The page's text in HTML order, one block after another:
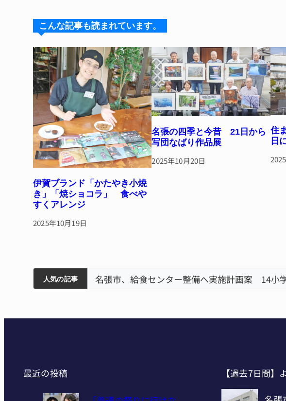
k
y
d
s
b
o
o
k
st
こんな記事も読まれています。
伊賀ブランド「かたやき小焼
き」「焼ショコラ」 食べや
すくアレンジ
2025年10月19日
名張の四季と今昔 21日から
写団なばり作品展
2025年10月20日
住
日
人気の記事
ィアで清掃 伊賀
3回目の派遣 名張市、給食センター整備へ実施計画案 14小
最近の投稿 【過去7日間